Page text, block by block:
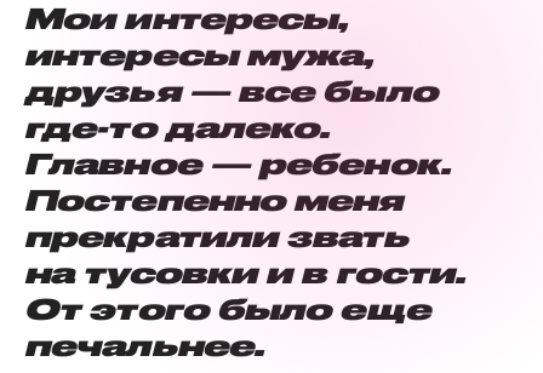
Мои интересы,
интересы мужа,
друзья — все было
где-то далеко.
Главное — ребенок.
Постепенно меня
прекратили звать
на тусовки и в гости.
От этого было еще
печальнее.